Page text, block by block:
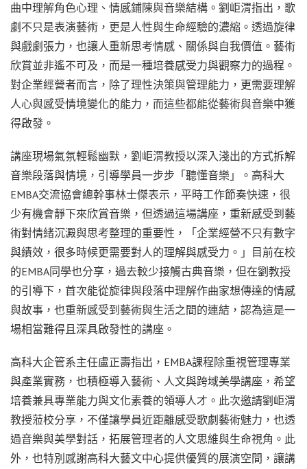
曲中理解角色心理、情感鋪陳與音樂結構。劉岠渭指出，歌
劇不只是表演藝術，更是人性與生命經驗的濃縮。透過旋律
與戲劇張力，也讓人重新思考情感、關係與自我價值。藝術
欣賞並非遙不可及，而是一種培養感受力與觀察力的過程。
對企業經營者而言，除了理性決策與管理能力，更需要理解
人心與感受情境變化的能力，而這些都能從藝術與音樂中獲
得啟發。
講座現場氣氛輕鬆幽默，劉岠渭教授以深入淺出的方式拆解
音樂段落與情境，引導學員一步步「聽懂音樂」。高科大
EMBA交流協會總幹事林士傑表示，平時工作節奏快速，很
少有機會靜下來欣賞音樂，但透過這場講座，重新感受到藝
術對情緒沉澱與思考整理的重要性，「企業經營不只有數字
與績效，很多時候更需要對人的理解與感受力。」目前在校
的EMBA同學也分享，過去較少接觸古典音樂，但在劉教授
的引導下，首次能從旋律與段落中理解作曲家想傳達的情感
與故事，也重新感受到藝術與生活之間的連結，認為這是一
場相當難得且深具啟發性的講座。
高科大企管系主任盧正壽指出，EMBA課程除重視管理專業
與產業實務，也積極導入藝術、人文與跨域美學講座，希望
培養兼具專業能力與文化素養的領導人才。此次邀請劉岠渭
教授蒞校分享，不僅讓學員近距離感受歌劇藝術魅力，也透
過音樂與美學對話，拓展管理者的人文思維與生命視角。此
外，也特別感謝高科大藝文中心提供優質的展演空間，讓講